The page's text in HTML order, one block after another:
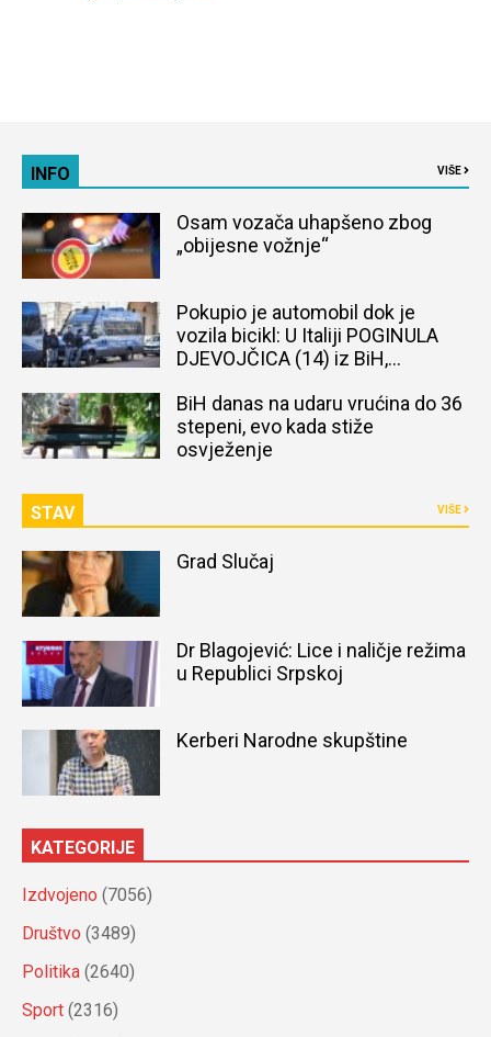
INFO VIŠE
Osam vozača uhapšeno zbog
„obijesne vožnje“
Pokupio je automobil dok je
vozila bicikl: U Italiji POGINULA
DJEVOJČICA (14) iz BiH,
BiH danas na udaru vrućina do 36
stepeni, evo kada stiže
osvježenje
STAV VIŠE
Grad Slučaj
Dr Blagojević: Lice i naličje režima
u Republici Srpskoj
Kerberi Narodne skupštine
KATEGORIJE
Izdvojeno (7056)
Društvo (3489)
Politika (2640)
Sport (2316)